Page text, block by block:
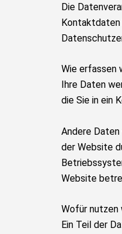
Die
Kontaktdaten
Wie erfassen
Ihre Daten
die Sie in ein
Andere
der Website
Website
Wofür nutzen
Ein Teil der